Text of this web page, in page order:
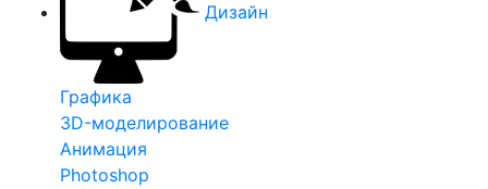
Дизайн
Графика
3D-моделирование
Анимация
Photoshop